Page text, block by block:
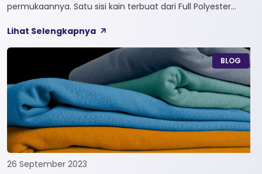
permukaannya. Satu sisi kain terbuat dari Full Polyester
Bycel merupakan kain High-End karena bersifat Fungsional,
dapat digunakan sesuai kebutuhan customer. Selain itu,
kain Bycel juga diberi teknologi teranyar yakni pemberian
dua jenis […]
Lihat Selengkapnya
BLOG
26 September 2023